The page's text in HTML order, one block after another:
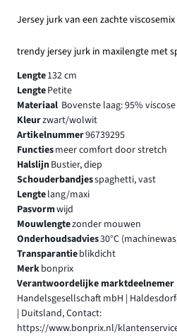
Jersey jurk van een zachte
trendy jersey jurk in maxilengte met
Lengte132 cm
LengtePetite
Materiaal Bovenste laag: 95%
Kleurzwart/wolwit
Artikelnummer96739295
Functiesmeer comfort door stretch
HalslijnBustier, diep
Schouderbandjesspaghetti, vast
Lengtelang/maxi
Pasvormwijd
Mouwlengtezonder mouwen
Onderhoudsadvies30°C
Transparantieblikdicht
Merkbonprix
Verantwoordelijke marktdeelnemer
Handelsgesellschaft mbH |
| Duitsland, Contact:
https://www.bonprix.nl/